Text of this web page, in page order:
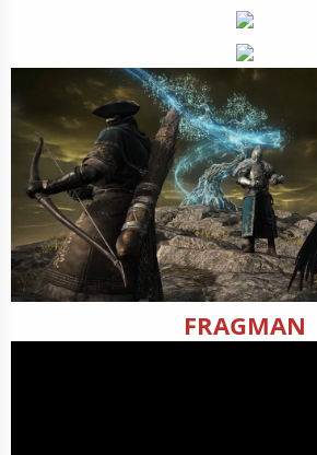
FRAGMAN